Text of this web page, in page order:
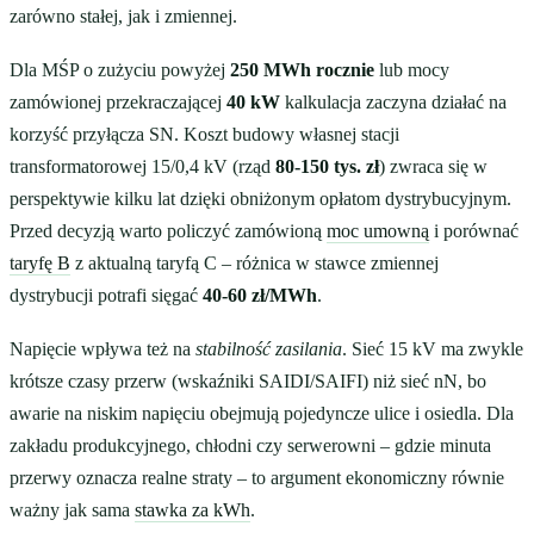
zarówno stałej, jak i zmiennej.
Dla MŚP o zużyciu powyżej 250 MWh rocznie lub mocy
zamówionej przekraczającej 40 kW kalkulacja zaczyna działać na
korzyść przyłącza SN. Koszt budowy własnej stacji
transformatorowej 15/0,4 kV (rząd 80-150 tys. zł) zwraca się w
perspektywie kilku lat dzięki obniżonym opłatom dystrybucyjnym.
Przed decyzją warto policzyć zamówioną moc umowną i porównać
taryfę B z aktualną taryfą C – różnica w stawce zmiennej
dystrybucji potrafi sięgać 40-60 zł/MWh.
Napięcie wpływa też na stabilność zasilania. Sieć 15 kV ma zwykle
krótsze czasy przerw (wskaźniki SAIDI/SAIFI) niż sieć nN, bo
awarie na niskim napięciu obejmują pojedyncze ulice i osiedla. Dla
zakładu produkcyjnego, chłodni czy serwerowni – gdzie minuta
przerwy oznacza realne straty – to argument ekonomiczny równie
ważny jak sama stawka za kWh.